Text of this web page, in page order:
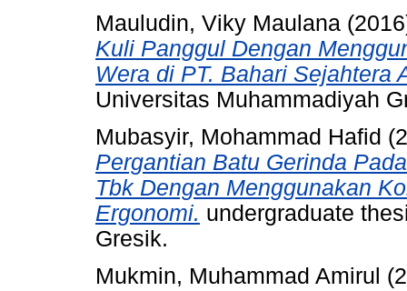
Mauludin, Viky Maulana
Kuli Panggul Dengan
Wera di PT. Bahari Sejahtera
Universitas Muhammadiyah
Mubasyir, Mohammad Hafid
Pergantian Batu Gerinda
Tbk Dengan Menggunakan
Ergonomi. undergraduate
Gresik.
Mukmin, Muhammad Amirul